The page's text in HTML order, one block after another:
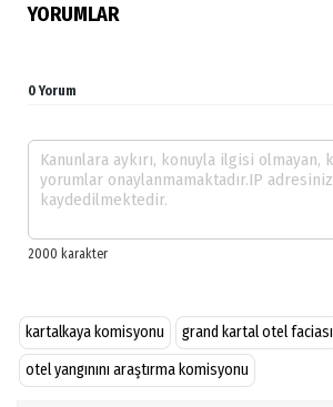
YORUMLAR
0 Yorum
kartalkaya komisyonu
grand kartal otel faciası
otel yangınını araştırma komisyonu